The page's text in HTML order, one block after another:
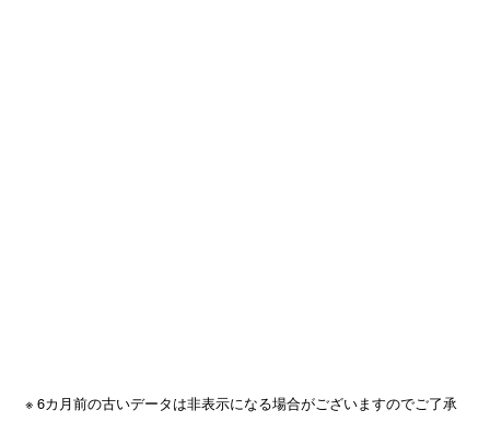
※ 6カ月前の古いデータは非表示になる場合がございますのでご了承